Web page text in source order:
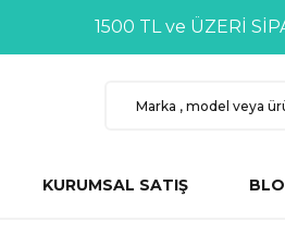
1500 TL ve ÜZERİ
KURUMSAL SATIŞ